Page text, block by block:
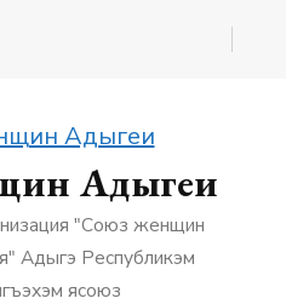
Адыгеи
"Союз женщин
Адыгэ Республикэм
ясоюз